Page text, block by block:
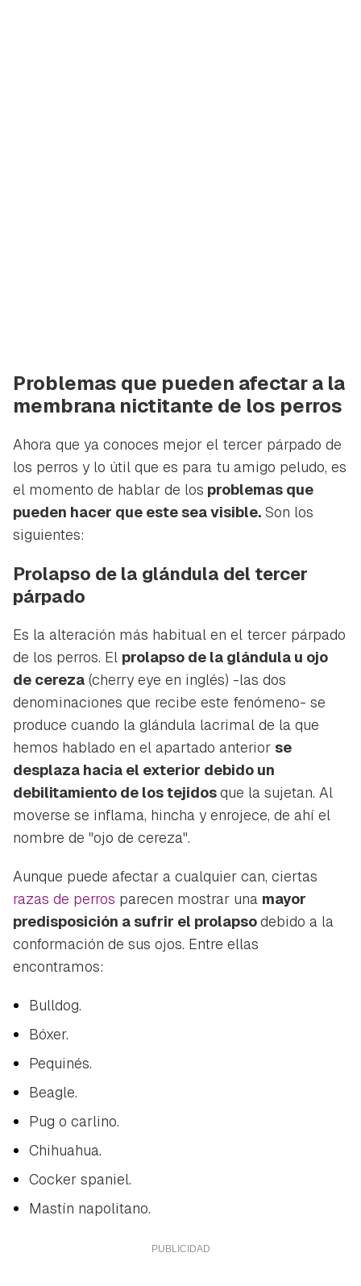
Guardar como favorito
Para poder guardar como favorito, primero has de
iniciar sesión con tu cuenta de Hogarmanía.
INICIAR SESIÓN
Problemas que pueden afectar a la
membrana nictitante de los perros
Ahora que ya conoces mejor el tercer párpado de
los perros y lo útil que es para tu amigo peludo, es
el momento de hablar de los problemas que
pueden hacer que este sea visible. Son los
siguientes:
Prolapso de la glándula del tercer
párpado
Es la alteración más habitual en el tercer párpado
de los perros. El prolapso de la glándula u ojo
de cereza (cherry eye en inglés) -las dos
denominaciones que recibe este fenómeno- se
produce cuando la glándula lacrimal de la que
hemos hablado en el apartado anterior se
desplaza hacia el exterior debido un
debilitamiento de los tejidosque la sujetan. Al
moverse se inflama, hincha y enrojece, de ahí el
nombre de "ojo de cereza".
Aunque puede afectar a cualquier can, ciertas
razas de perros parecen mostrar una mayor
predisposición a sufrir el prolapsodebido a la
conformación de sus ojos. Entre ellas
encontramos:
Bulldog.
Bóxer.
Pequinés.
Beagle.
Pug o carlino.
Chihuahua.
Cocker spaniel.
Mastín napolitano.
Contenido enviado
Gracias por suscribirte a nuestro boletín.
ACEPTAR